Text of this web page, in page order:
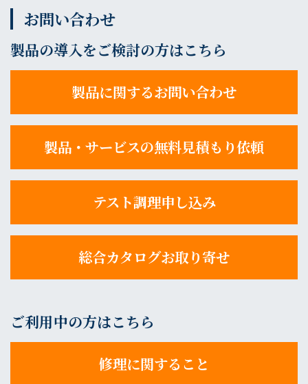
お問い合わせ
製品の導入をご検討の方はこちら
製品に関するお問い合わせ
製品・サービスの無料見積もり依頼
テスト調理申し込み
総合カタログお取り寄せ
ご利用中の方はこちら
修理に関すること